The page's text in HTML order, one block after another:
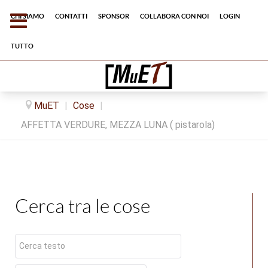
Chi siamo Contatti Sponsor Collabora con noi Login
tutto
MuET | Cose |
AFFETTA VERDURE, MEZZA LUNA ( pistarola)
Cerca tra le cose